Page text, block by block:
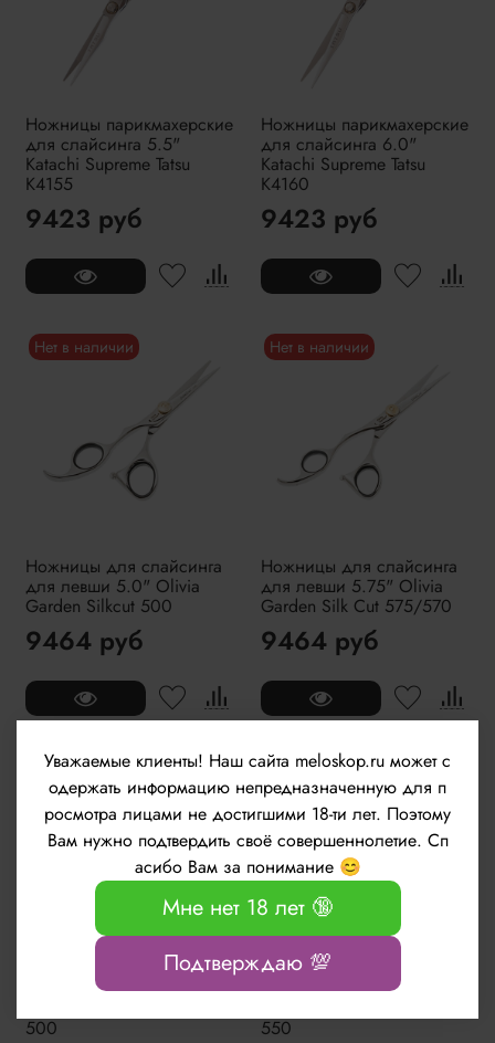
Ножницы парикмахерские
для слайсинга 5.5"
Katachi Supreme Tatsu
K4155
9423 руб
Ножницы парикмахерские
для слайсинга 6.0"
Katachi Supreme Tatsu
K4160
9423 руб
Нет в наличии
Ножницы для слайсинга
для левши 5.0" Olivia
Garden Silkcut 500
9464 руб
Нет в наличии
Ножницы для слайсинга
для левши 5.75" Olivia
Garden Silk Cut 575/570
9464 руб
Нет в наличии
Ножницы для слайсинга
500
Нет в наличии
Ножницы для слайсинга
550
Уважаемые клиенты! Наш сайта meloskop.ru может с
одержать информацию непредназначенную для п
росмотра лицами не достигшими 18-ти лет. Поэтому
Вам нужно подтвердить своё совершеннолетие. Сп
асибо Вам за понимание 😊
Мне нет 18 лет 🔞
Подтверждаю 💯